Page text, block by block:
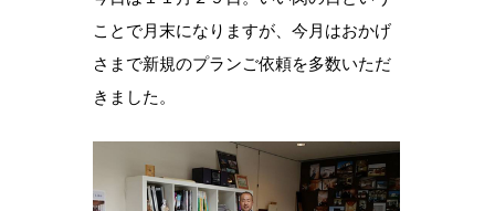
ことで月末になりますが、今月はおかげ
さまで新規のプランご依頼を多数いただ
きました。